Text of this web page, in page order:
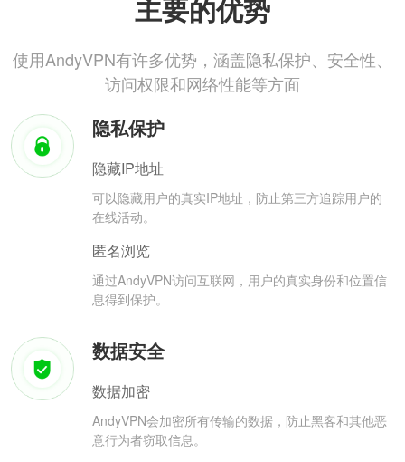
主要的优势
使用AndyVPN有许多优势，涵盖隐私保护、安全性、
访问权限和网络性能等方面
隐私保护
隐藏IP地址
可以隐藏用户的真实IP地址，防止第三方追踪用户的
在线活动。
匿名浏览
通过AndyVPN访问互联网，用户的真实身份和位置信
息得到保护。
数据安全
数据加密
AndyVPN会加密所有传输的数据，防止黑客和其他恶
意行为者窃取信息。